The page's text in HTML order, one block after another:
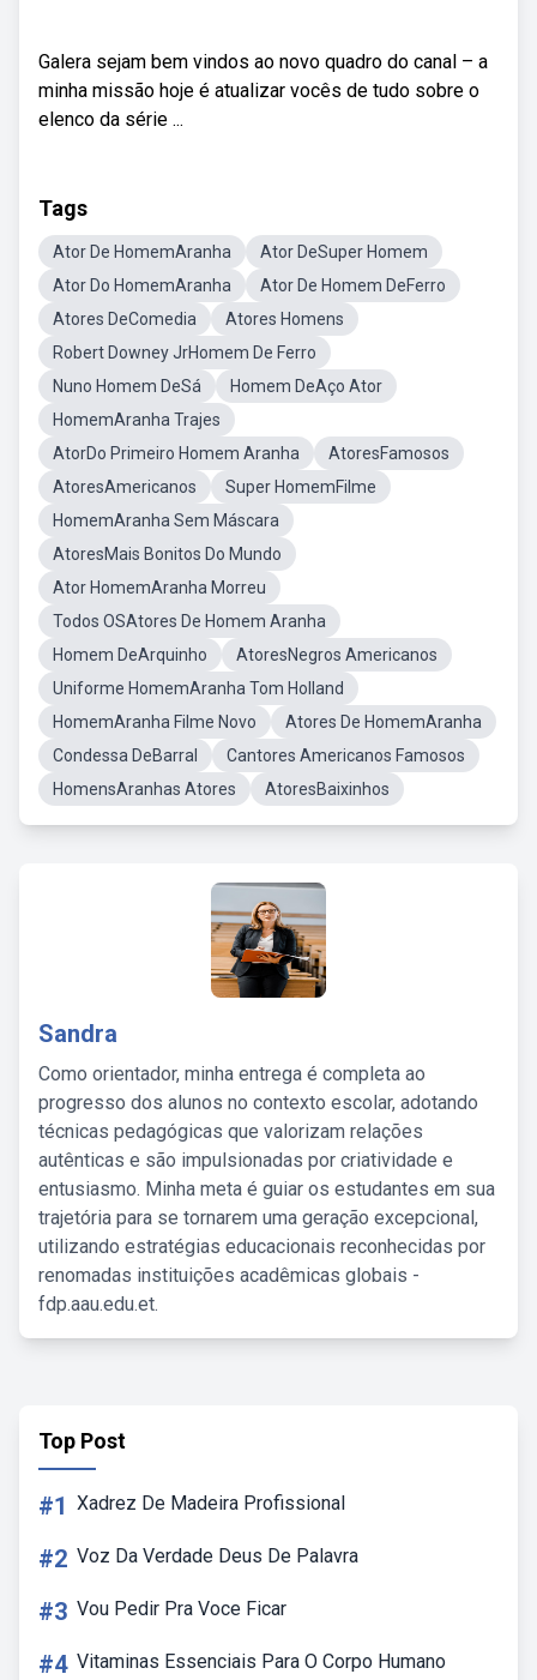
Galera sejam bem vindos ao novo quadro do canal – a
minha missão hoje é atualizar vocês de tudo sobre o
elenco da série ...
Tags
Ator De HomemAranha
Ator DeSuper Homem
Ator Do HomemAranha
Ator De Homem DeFerro
Atores DeComedia
Atores Homens
Robert Downey JrHomem De Ferro
Nuno Homem DeSá
Homem DeAço Ator
HomemAranha Trajes
AtorDo Primeiro Homem Aranha
AtoresFamosos
AtoresAmericanos
Super HomemFilme
HomemAranha Sem Máscara
AtoresMais Bonitos Do Mundo
Ator HomemAranha Morreu
Todos OSAtores De Homem Aranha
Homem DeArquinho
AtoresNegros Americanos
Uniforme HomemAranha Tom Holland
HomemAranha Filme Novo
Atores De HomemAranha
Condessa DeBarral
Cantores Americanos Famosos
HomensAranhas Atores
AtoresBaixinhos
Sandra
Como orientador, minha entrega é completa ao
progresso dos alunos no contexto escolar, adotando
técnicas pedagógicas que valorizam relações
autênticas e são impulsionadas por criatividade e
entusiasmo. Minha meta é guiar os estudantes em sua
trajetória para se tornarem uma geração excepcional,
utilizando estratégias educacionais reconhecidas por
renomadas instituições acadêmicas globais -
fdp.aau.edu.et.
Top Post
#1 Xadrez De Madeira Profissional
#2 Voz Da Verdade Deus De Palavra
#3 Vou Pedir Pra Voce Ficar
#4 Vitaminas Essenciais Para O Corpo Humano